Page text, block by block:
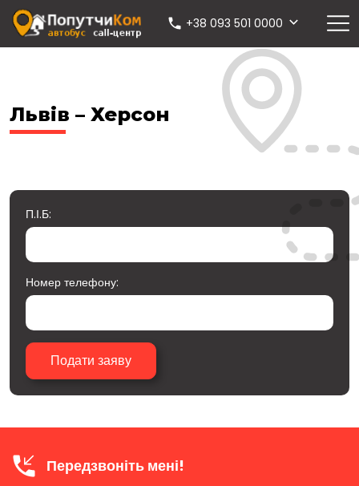
+38 093 501 0000
Львів – Херсон
П.І.Б:
Номер телефону:
Передзвоніть мені!